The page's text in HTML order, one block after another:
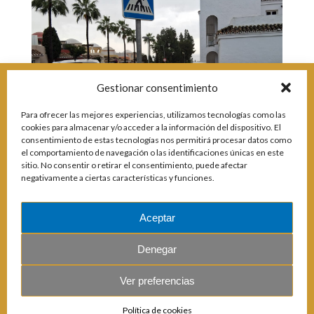
Gestionar consentimiento
Para ofrecer las mejores experiencias, utilizamos tecnologías como las
cookies para almacenar y/o acceder a la información del dispositivo. El
consentimiento de estas tecnologías nos permitirá procesar datos como
el comportamiento de navegación o las identificaciones únicas en este
sitio. No consentir o retirar el consentimiento, puede afectar
negativamente a ciertas características y funciones.
Aceptar
Denegar
Ver preferencias
Política de cookies
Incidencias
Incidencias
App Gecor
OCIO Y CURIOSIDADES DE SITIO DE CALAHONDA
Historia de Sitio de Calahonda
Club de Golf La Siesta
Centros Comerciales
La Iglesia de San Miguel
La Ermita de Calahonda
Parque España
Parque Calahonda
Ruta de árboles singulares
Parque Canino
Galería Fotográfica
Calahonda de noche
Centros comerciales
Iglesia de San Miguel
La Ermita de Calahonda
Vivero de Calahonda
Revistas
Buscar:
Calle Monte Paraíso, 6, 29649 Mijas Costa.